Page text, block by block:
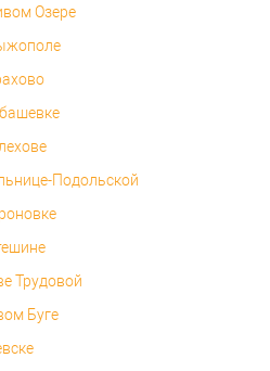
Озере
Подольской
Трудовой
Буге